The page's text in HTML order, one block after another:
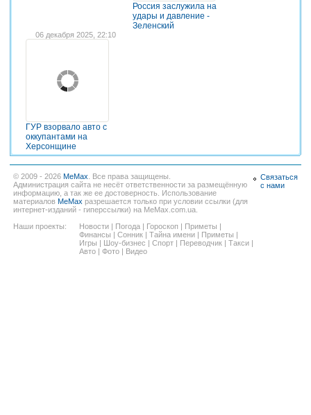
Россия заслужила на
удары и давление -
Зеленский
06 декабря 2025, 22:10
ГУР взорвало авто с
оккупантами на
Херсонщине
© 2009 - 2026 MeMax . Все права защищены.
Администрация сайта не несёт ответственности за размещённую
информацию, а так же ее достоверность. Использование
материалов MeMax разрешается только при условии ссылки (для
интернет-изданий - гиперссылки) на MeMax.com.ua.
Наши проекты:
Новости | Погода | Гороскоп | Приметы |
Финансы | Сонник | Тайна имени | Приметы |
Игры | Шоу-бизнес | Спорт | Переводчик | Такси |
Авто | Фото | Видео
Связаться
с нами